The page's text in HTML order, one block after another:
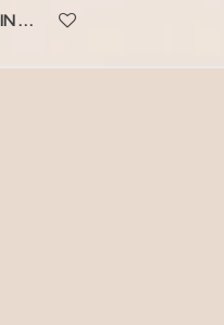
IN WINKELWAGEN